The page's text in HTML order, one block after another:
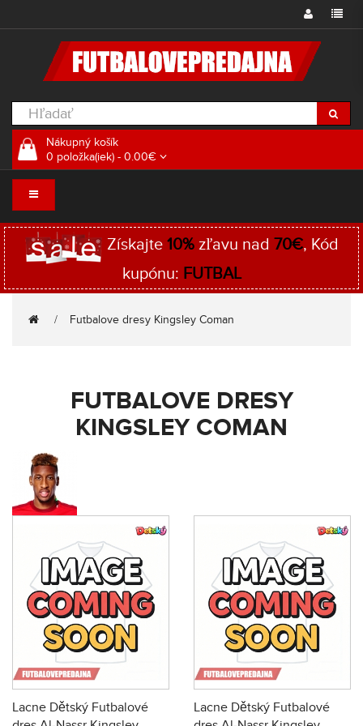
Nákupný košík
0 položka(iek) - 0.00€
Získajte 10%zľavu nad 70€, Kód
kupónu: FUTBAL
Futbalove dresy Kingsley Coman
FUTBALOVE DRESY
KINGSLEY COMAN
Lacne Dětský Futbalové
Lacne Dětský Futbalové